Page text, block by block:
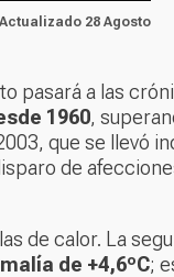
28 Agosto
pasará a las
1960,
que se llevó
de
de calor. La
de +4,6ºC;